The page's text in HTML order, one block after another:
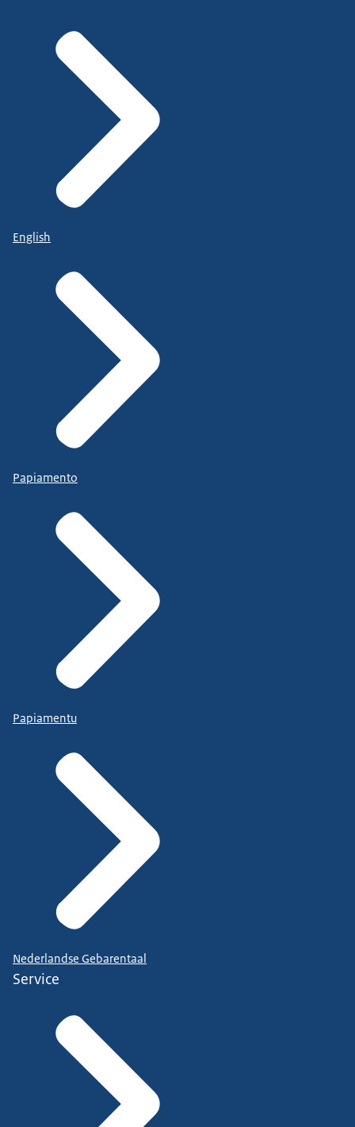
English
Papiamento
Papiamentu
Nederlandse Gebarentaal
Service